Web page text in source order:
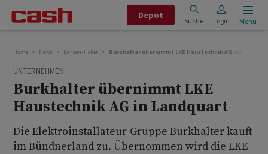
Depot
Suche Login Menu
Home News Börsen-Ticker Burkhalter übernimmt LKE Haustechnik AG in
UNTERNEHMEN
Burkhalter übernimmt LKE
Haustechnik AG in Landquart
Die Elektroinstallateur-Gruppe Burkhalter kauft
im Bündnerland zu. Übernommen wird die LKE